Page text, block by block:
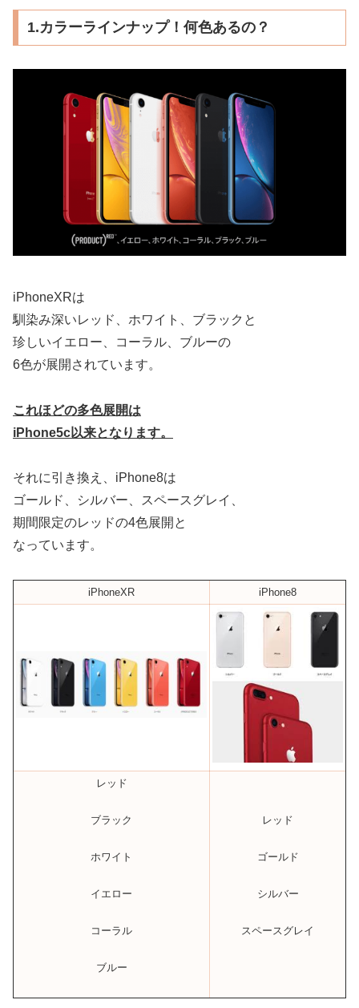
1.カラーラインナップ！何色あるの？
iPhoneXRは
馴染み深いレッド、ホワイト、ブラックと
珍しいイエロー、コーラル、ブルーの
6色が展開されています。
これほどの多色展開は
iPhone5c以来となります。
それに引き換え、iPhone8は
ゴールド、シルバー、スペースグレイ、
期間限定のレッドの4色展開と
なっています。
iPhoneXR iPhone8
レッド
ブラック
ホワイト
イエロー
コーラル
ブルー
レッド
ゴールド
シルバー
スペースグレイ